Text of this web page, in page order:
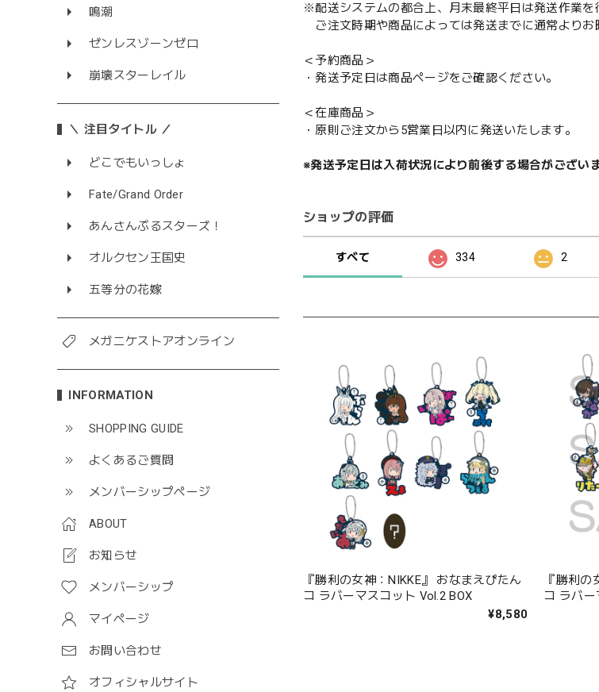
鳴潮
ゼンレスゾーンゼロ
崩壊スターレイル
＼ 注目タイトル ／
どこでもいっしょ
Fate/Grand Order
あんさんぶるスターズ！
オルクセン王国史
五等分の花嫁
メガニケストアオンライン
INFORMATION
SHOPPING GUIDE
よくあるご質問
メンバーシップページ
ABOUT
お知らせ
メンバーシップ
マイページ
お問い合わせ
オフィシャルサイト
※配送システムの都合上、月末最終平日は発送作業を
ご注文時期や商品によっては発送までに通常よりお
＜予約商品＞
・発送予定日は商品ページをご確認ください。
＜在庫商品＞
・原則ご注文から5営業日以内に発送いたします。
※発送予定日は入荷状況により前後する場合がござい
ショップの評価
すべて 334 2
『勝利の女神：NIKKE』 おなまえぴたん
コ ラバーマスコット Vol.2 BOX
¥8,580
『勝利の
コ ラバー